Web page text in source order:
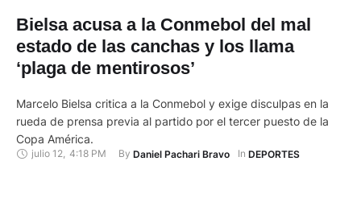
Bielsa acusa a la Conmebol del mal
estado de las canchas y los llama
‘plaga de mentirosos’
Marcelo Bielsa critica a la Conmebol y exige disculpas en la
rueda de prensa previa al partido por el tercer puesto de la
Copa América.
julio 12, 4:18 PM By Daniel Pachari Bravo In DEPORTES